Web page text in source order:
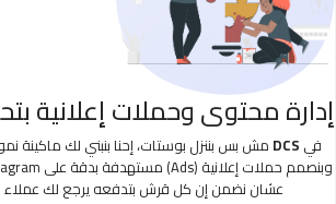
إدارة محتوى وحملات إعلانية
في DCS مش بس بننزل بوستات، إحنا بنبني لك ماكينة
عشان نضمن إن كل قرش بتدفعه يرجع لك عملاء